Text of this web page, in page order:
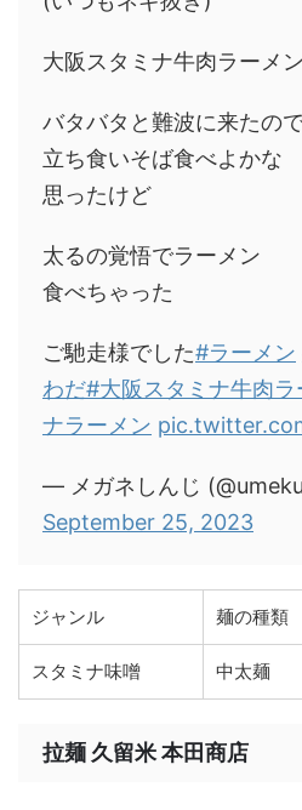
大阪スタミナ牛肉ラーメ
バタバタと難波に来たので
立ち食いそば食べよかな
思ったけど
太るの覚悟でラーメン
食べちゃった
ご馳走様でした#ラーメン
わだ#大阪スタミナ牛肉
ナラーメン
— メガネしんじ
September 25, 2023
ジャンル 麺の種類
スタミナ味噌 中太麺
拉麺 久留米 本田商店